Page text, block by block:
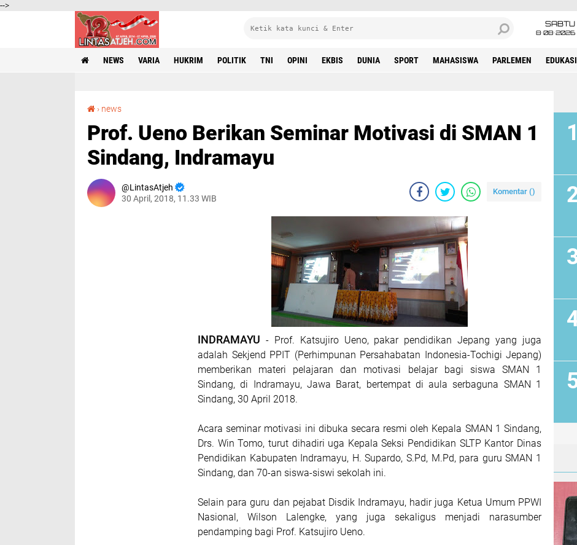
-->
SABTU
8•08•2026
NEWS VARIA HUKRIM POLITIK TNI OPINI EKBIS DUNIA SPORT MAHASISWA PARLEMEN EDUKASI
› news
Prof. Ueno Berikan Seminar Motivasi di SMAN 1
Sindang, Indramayu
LintasAtjeh
30 April, 2018, 11.33 WIB
Komentar ()
INDRAMAYU - Prof. Katsujiro Ueno, pakar pendidikan Jepang yang juga
adalah Sekjend PPIT (Perhimpunan Persahabatan Indonesia-Tochigi Jepang)
memberikan materi pelajaran dan motivasi belajar bagi siswa SMAN 1
Sindang, di Indramayu, Jawa Barat, bertempat di aula serbaguna SMAN 1
Sindang, 30 April 2018.
Acara seminar motivasi ini dibuka secara resmi oleh Kepala SMAN 1 Sindang,
Drs. Win Tomo, turut dihadiri uga Kepala Seksi Pendidikan SLTP Kantor Dinas
Pendidikan Kabupaten Indramayu, H. Supardo, S.Pd, M.Pd, para guru SMAN 1
Sindang, dan 70-an siswa-siswi sekolah ini.
Selain para guru dan pejabat Disdik Indramayu, hadir juga Ketua Umum PPWI
Nasional, Wilson Lalengke, yang juga sekaligus menjadi narasumber
pendamping bagi Prof. Katsujiro Ueno.